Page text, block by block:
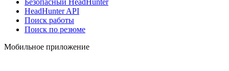
HeadHunter API
Поиск работы
Поиск по резюме
Мобильное приложение